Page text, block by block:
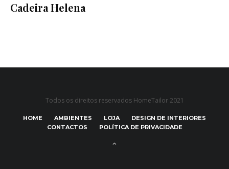
Cadeira Helena
Todos os direitos reservados HomeTailor 2021
HOME AMBIENTES LOJA
DESIGN DE INTERIORES
CONTACTOS
POLÍTICA DE PRIVACIDADE